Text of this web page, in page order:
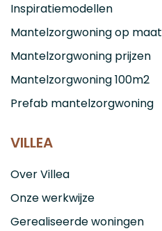
Inspiratiemodellen
Mantelzorgwoning op maat
Mantelzorgwoning prijzen
Mantelzorgwoning 100m2
Prefab mantelzorgwoning
VILLEA
Over Villea
Onze werkwijze
Gerealiseerde woningen